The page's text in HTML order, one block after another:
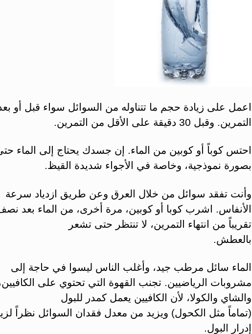
اعمل على زيادة حجم ما تتناوله من السوائل سواء قبل أو
التمرين. وقبل 30 ‏دقيقة على الأقل من التمرين.
احتس كوباً أو كوبين من الماء. إن جسدك يحتاج إلى الماء
بصورة نموذجية، وخاصة في الأجواء شديدة القيظ.
‏وأنت تفقد سوائل من خلال العرق وعن طريق ازدياد سرعة
الأنفاس. اشرب كوبا أو كوبين، مرة أخرى، من الماء بعد
تقريباً من انتهاء التمرين، لا تنتظر حتى تشعر
بالعطش.
‏الماء سائل مرطب جيد، وأغلب الناس ليسوا في حاجة إلى
مشروبات الرياضيين. تجنب القهوة التي تحتوي على
والشاي والكولا، لأن الكافيين يعمل كمدر للبول
(تماماً مثل الكحول) ويزيد من معدل فقدان السوائل نظراً
إدرار البول.